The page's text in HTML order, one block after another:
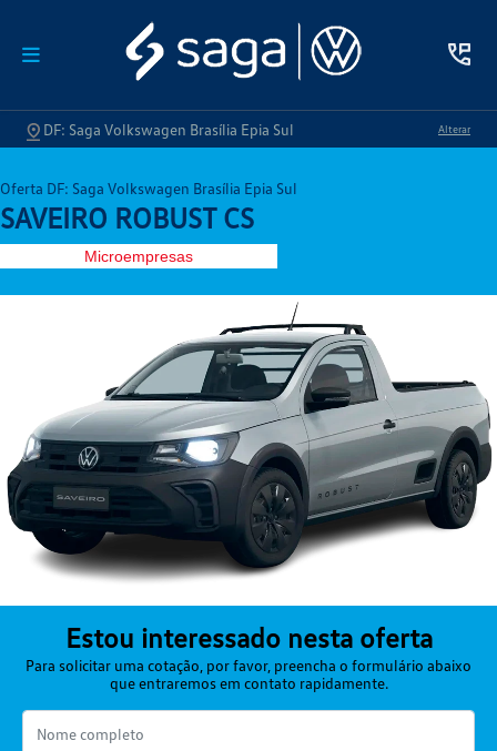
DF: Saga Volkswagen Brasília Epia Sul Alterar
Oferta DF: Saga Volkswagen Brasília Epia Sul
SAVEIRO ROBUST CS
Microempresas
Estou interessado nesta oferta
Para solicitar uma cotação, por favor, preencha o formulário abaixo
que entraremos em contato rapidamente.